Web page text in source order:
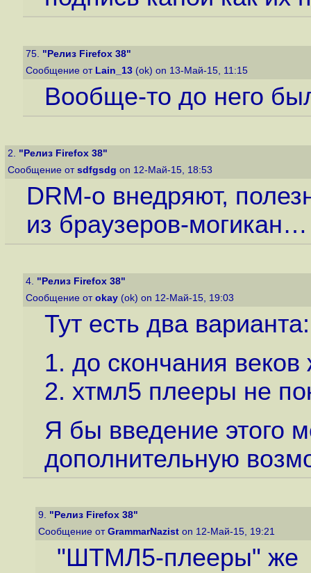
75. "Релиз Firefox 38"
Сообщение от Lain_13 (ok) on 13-Май-15, 11:15
Вообще-то до него
2. "Релиз Firefox 38"
Сообщение от sdfgsdg on 12-Май-15, 18:53
DRM-о внедряют,
из браузеров-могикан…
4. "Релиз Firefox 38"
Сообщение от okay (ok) on 12-Май-15, 19:03
Тут есть два варианта:
1. до скончания
2. хтмл5 плееры не
Я бы введение этого
дополнительную
9. "Релиз Firefox 38"
Сообщение от GrammarNazist on 12-Май-15, 19:21
"ШТМЛ5-плееры" же